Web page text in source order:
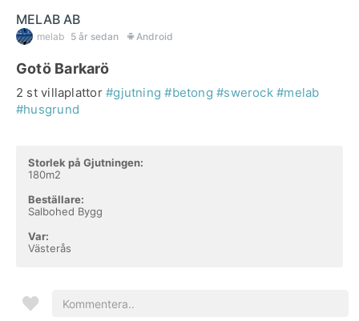
MELAB AB
melab 5 år sedan Android
Gotö Barkarö
2 st villaplattor#gjutning #betong #swerock #melab
#husgrund
Storlek på Gjutningen:
180m2
Beställare:
Salbohed Bygg
Var:
Västerås